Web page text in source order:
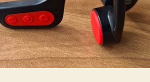
Conduction